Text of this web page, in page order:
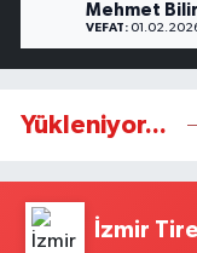
Mehmet Bilir
VEFAT:
Yükleniyor...
İzmir